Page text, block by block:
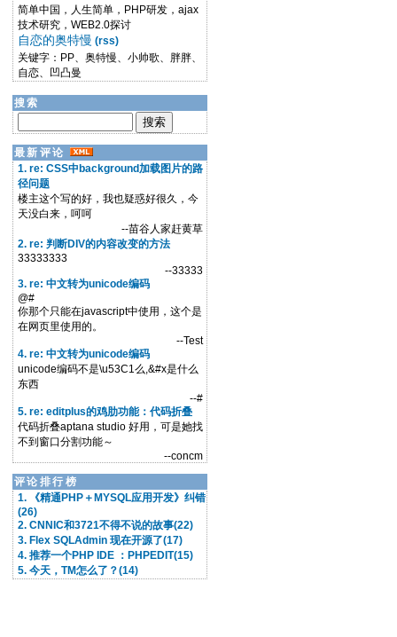
简单中国，人生简单，PHP研发，ajax
技术研究，WEB2.0探讨
自恋的奥特慢 (rss)
关键字：PP、奥特慢、小帅歌、胖胖、
自恋、凹凸曼
搜索
最新评论
1. re: CSS中background加载图片的路
径问题
楼主这个写的好，我也疑惑好很久，今
天没白来，呵呵
--苗谷人家赶黄草
2. re: 判断DIV的内容改变的方法
33333333
--33333
3. re: 中文转为unicode编码
@#
你那个只能在javascript中使用，这个是
在网页里使用的。
--Test
4. re: 中文转为unicode编码
unicode编码不是\u53C1么,&#x是什么
东西
--#
5. re: editplus的鸡肋功能：代码折叠
代码折叠aptana studio 好用，可是她找
不到窗口分割功能～
--concm
评论排行榜
1. 《精通PHP＋MYSQL应用开发》纠错
(26)
2. CNNIC和3721不得不说的故事(22)
3. Flex SQLAdmin 现在开源了(17)
4. 推荐一个PHP IDE ：PHPEDIT(15)
5. 今天，TM怎么了？(14)